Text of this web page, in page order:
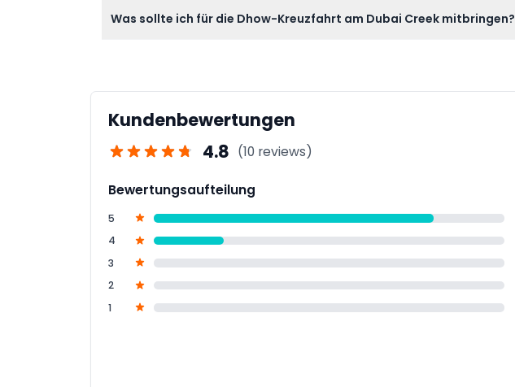
Mocktails zum Kauf angeboten werden.
Was sollte ich für die Dhow-Kreuzfahrt am Dubai Creek mitbringen?
Kundenbewertungen
4.8 (10 reviews)
Bewertungsaufteilung
5
4
3
2
1